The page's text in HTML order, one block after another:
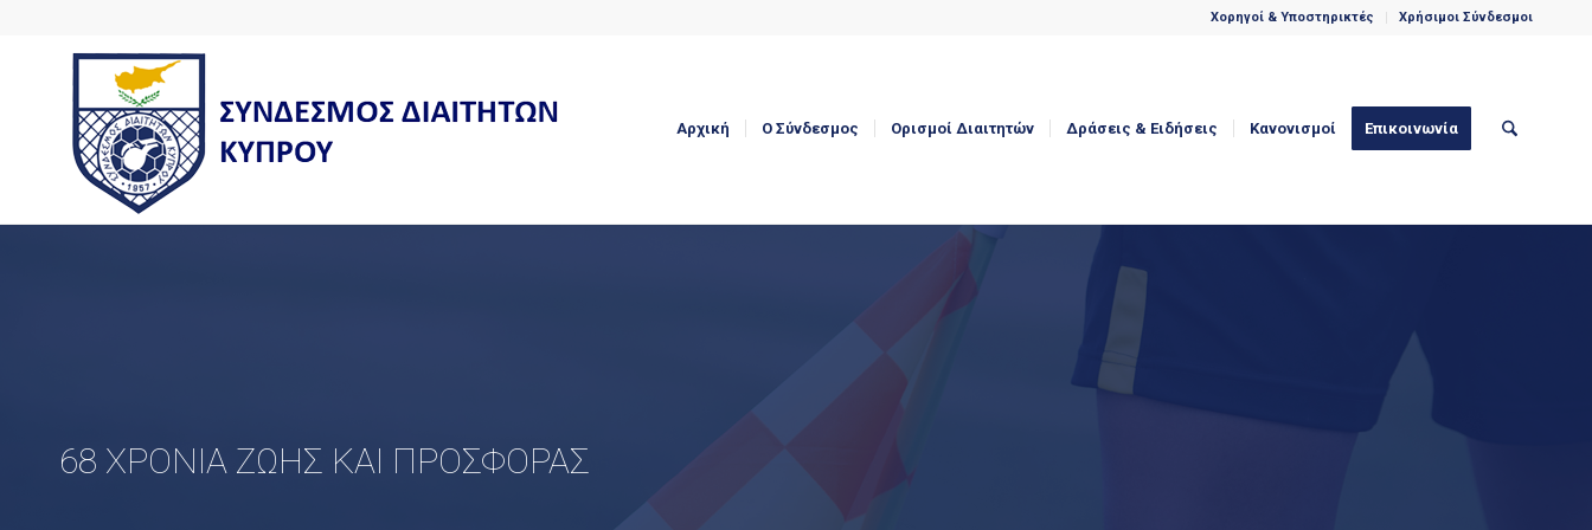
Χορηγοί & Υποστηρικτές Χρήσιμοι Σύνδεσμοι
Αρχική Ο Σύνδεσμος Ορισμοί Διαιτητών Δράσεις & Eιδήσεις Κανονισμοί Επικοινωνία
68 ΧΡΟΝΙΑ ΖΩΗΣ ΚΑΙ ΠΡΟΣΦΟΡΑΣ